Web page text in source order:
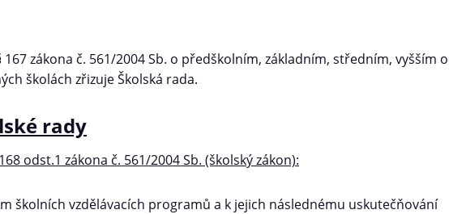
zákona č. 561/2004 Sb. o předškolním, základním, středním, vyšším
školách zřizuje Školská rada.
rady
odst.1 zákona č. 561/2004 Sb. (školský zákon):
školních vzdělávacích programů a k jejich následnému uskutečňování